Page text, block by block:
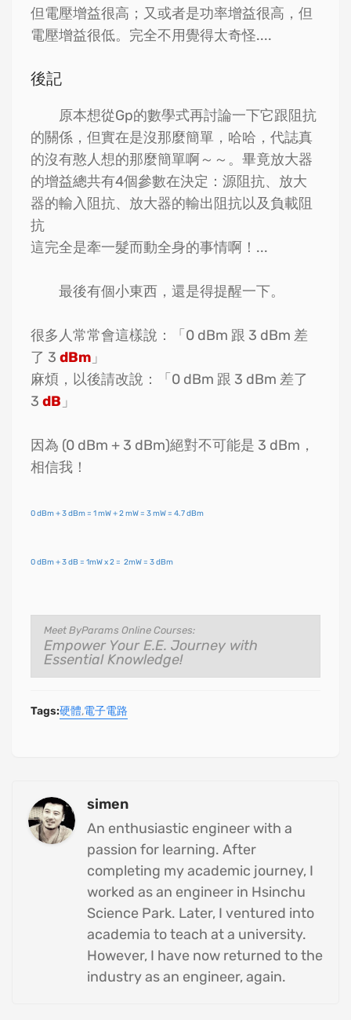
但電壓增益很高；又或者是功率增益很高，但
電壓增益很低。完全不用覺得太奇怪....
後記
原本想從Gp的數學式再討論一下它跟阻抗
的關係，但實在是沒那麼簡單，哈哈，代誌真
的沒有憨人想的那麼簡單啊～～。畢竟放大器
的增益總共有4個參數在決定：源阻抗、放大
器的輸入阻抗、放大器的輸出阻抗以及負載阻
抗
這完全是牽一髮而動全身的事情啊！...
最後有個小東西，還是得提醒一下。
很多人常常會這樣說：「0 dBm 跟 3 dBm 差
了 3 dBm 」
麻煩，以後請改說：「0 dBm 跟 3 dBm 差了
3 dB 」
因為 (0 dBm + 3 dBm)絕對不可能是 3 dBm，
相信我！
0 dBm + 3 dBm = 1 mW + 2 mW = 3 mW = 4.7 dBm
0 dBm + 3 dB = 1mW x 2 = 2mW = 3 dBm
Meet ByParams Online Courses:
Empower Your E.E. Journey with
Essential Knowledge!
Tags:硬體 電子電路
simen
An enthusiastic engineer with a
passion for learning. After
completing my academic journey, I
worked as an engineer in Hsinchu
Science Park. Later, I ventured into
academia to teach at a university.
However, I have now returned to the
industry as an engineer, again.